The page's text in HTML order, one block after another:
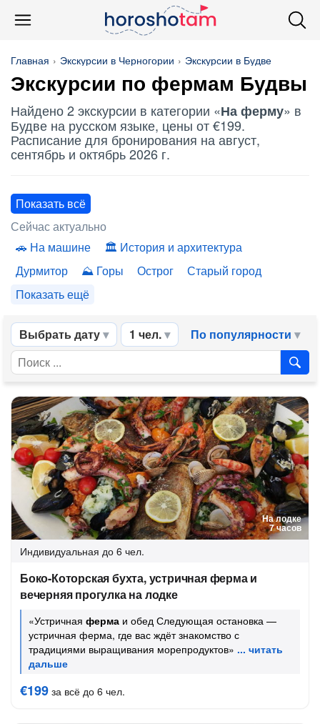
Главная Экскурсии в Черногории Экскурсии в Будве
Экскурсии по фермам Будвы
Найдено 2 экскурсии в категории «На ферму» в
Будве на русском языке, цены от €199.
Расписание для бронирования на август,
сентябрь и октябрь 2026 г.
Показать всё
Сейчас актуально
На машине
История и архитектура
Дурмитор
Горы Острог
Старый город
Показать ещё
Выбрать дату 1 чел. По популярности
На лодке
7 часов
Индивидуальная до 6 чел.
Боко-Которская бухта, устричная ферма и
вечерняя прогулка на лодке
«Устричная ферма и обед Следующая остановка —
устричная ферма, где вас ждёт знакомство с
традициями выращивания морепродуктов»
€199 за всё до 6 чел.